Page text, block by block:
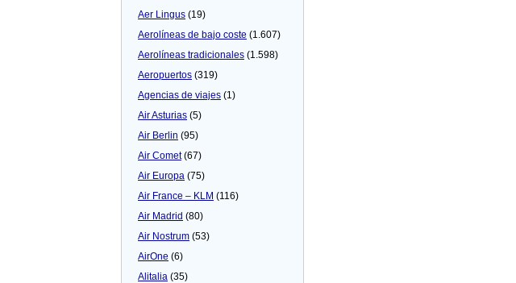
Aer Lingus (19)
Aerolíneas de bajo coste (1.607)
Aerolíneas tradicionales (1.598)
Aeropuertos (319)
Agencias de viajes (1)
Air Asturias (5)
Air Berlin (95)
Air Comet(67)
Air Europa (75)
Air France – KLM (116)
Air Madrid (80)
Air Nostrum (53)
AirOne (6)
Alitalia (35)